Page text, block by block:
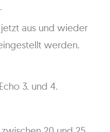
aus und wieder
werden.
3. und 4.